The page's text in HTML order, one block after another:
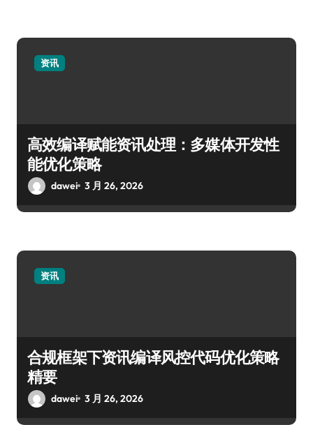
资讯
高效编译赋能资讯处理：多媒体开发性
能优化策略
dawei 3 月 26, 2026
资讯
合规框架下资讯编译风控代码优化策略
精要
dawei 3 月 26, 2026